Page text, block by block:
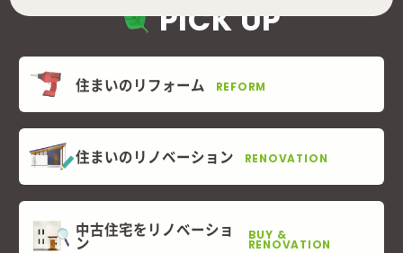
PICK UP
住まいのリフォーム REFORM
住まいのリノベーション RENOVATION
中古住宅をリノベーショ
ン BUY &
RENOVATION